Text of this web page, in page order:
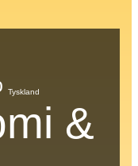
&
Tyskland